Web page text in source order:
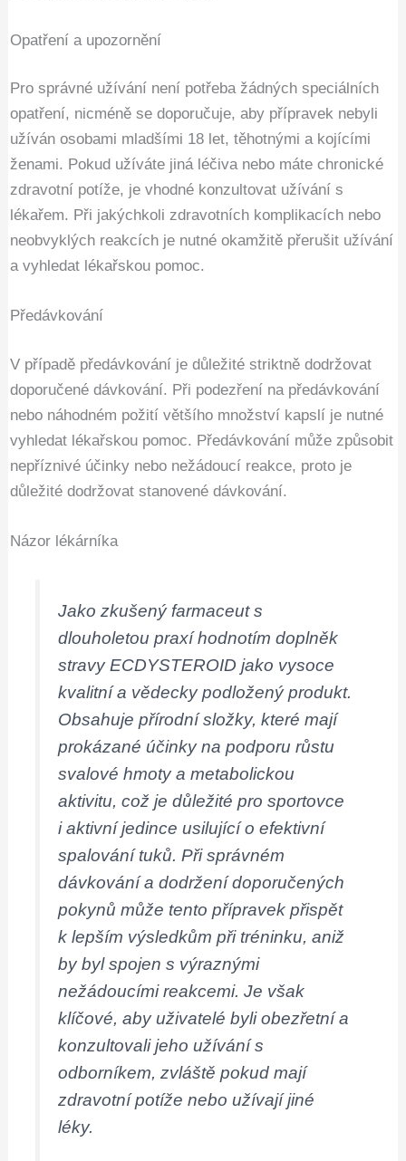
Opatření a upozornění
Pro správné užívání není potřeba žádných speciálních
opatření, nicméně se doporučuje, aby přípravek nebyli
užíván osobami mladšími 18 let, těhotnými a kojícími
ženami. Pokud užíváte jiná léčiva nebo máte chronické
zdravotní potíže, je vhodné konzultovat užívání s
lékařem. Při jakýchkoli zdravotních komplikacích nebo
neobvyklých reakcích je nutné okamžitě přerušit užívání
a vyhledat lékařskou pomoc.
Předávkování
V případě předávkování je důležité striktně dodržovat
doporučené dávkování. Při podezření na předávkování
nebo náhodném požití většího množství kapslí je nutné
vyhledat lékařskou pomoc. Předávkování může způsobit
nepříznivé účinky nebo nežádoucí reakce, proto je
důležité dodržovat stanovené dávkování.
Názor lékárníka
Jako zkušený farmaceut s
dlouholetou praxí hodnotím doplněk
stravy ECDYSTEROID jako vysoce
kvalitní a vědecky podložený produkt.
Obsahuje přírodní složky, které mají
prokázané účinky na podporu růstu
svalové hmoty a metabolickou
aktivitu, což je důležité pro sportovce
i aktivní jedince usilující o efektivní
spalování tuků. Při správném
dávkování a dodržení doporučených
pokynů může tento přípravek přispět
k lepším výsledkům při tréninku, aniž
by byl spojen s výraznými
nežádoucími reakcemi. Je však
klíčové, aby uživatelé byli obezřetní a
konzultovali jeho užívání s
odborníkem, zvláště pokud mají
zdravotní potíže nebo užívají jiné
léky.